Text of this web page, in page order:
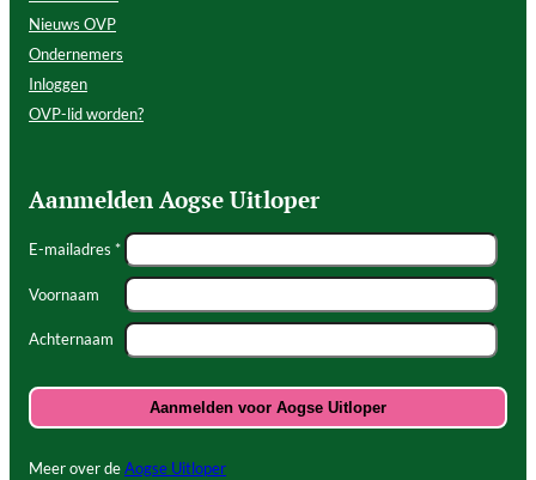
Nieuws OVP
Ondernemers
Inloggen
OVP-lid worden?
Aanmelden Aogse Uitloper
E-mailadres *
Voornaam
Achternaam
Meer over deAogse Uitloper